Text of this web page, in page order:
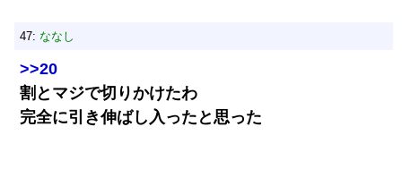
47: ななし
>>20
割とマジで切りかけたわ
完全に引き伸ばし入ったと思った